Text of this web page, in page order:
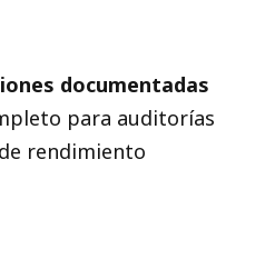
documentadas
para auditorías
rendimiento